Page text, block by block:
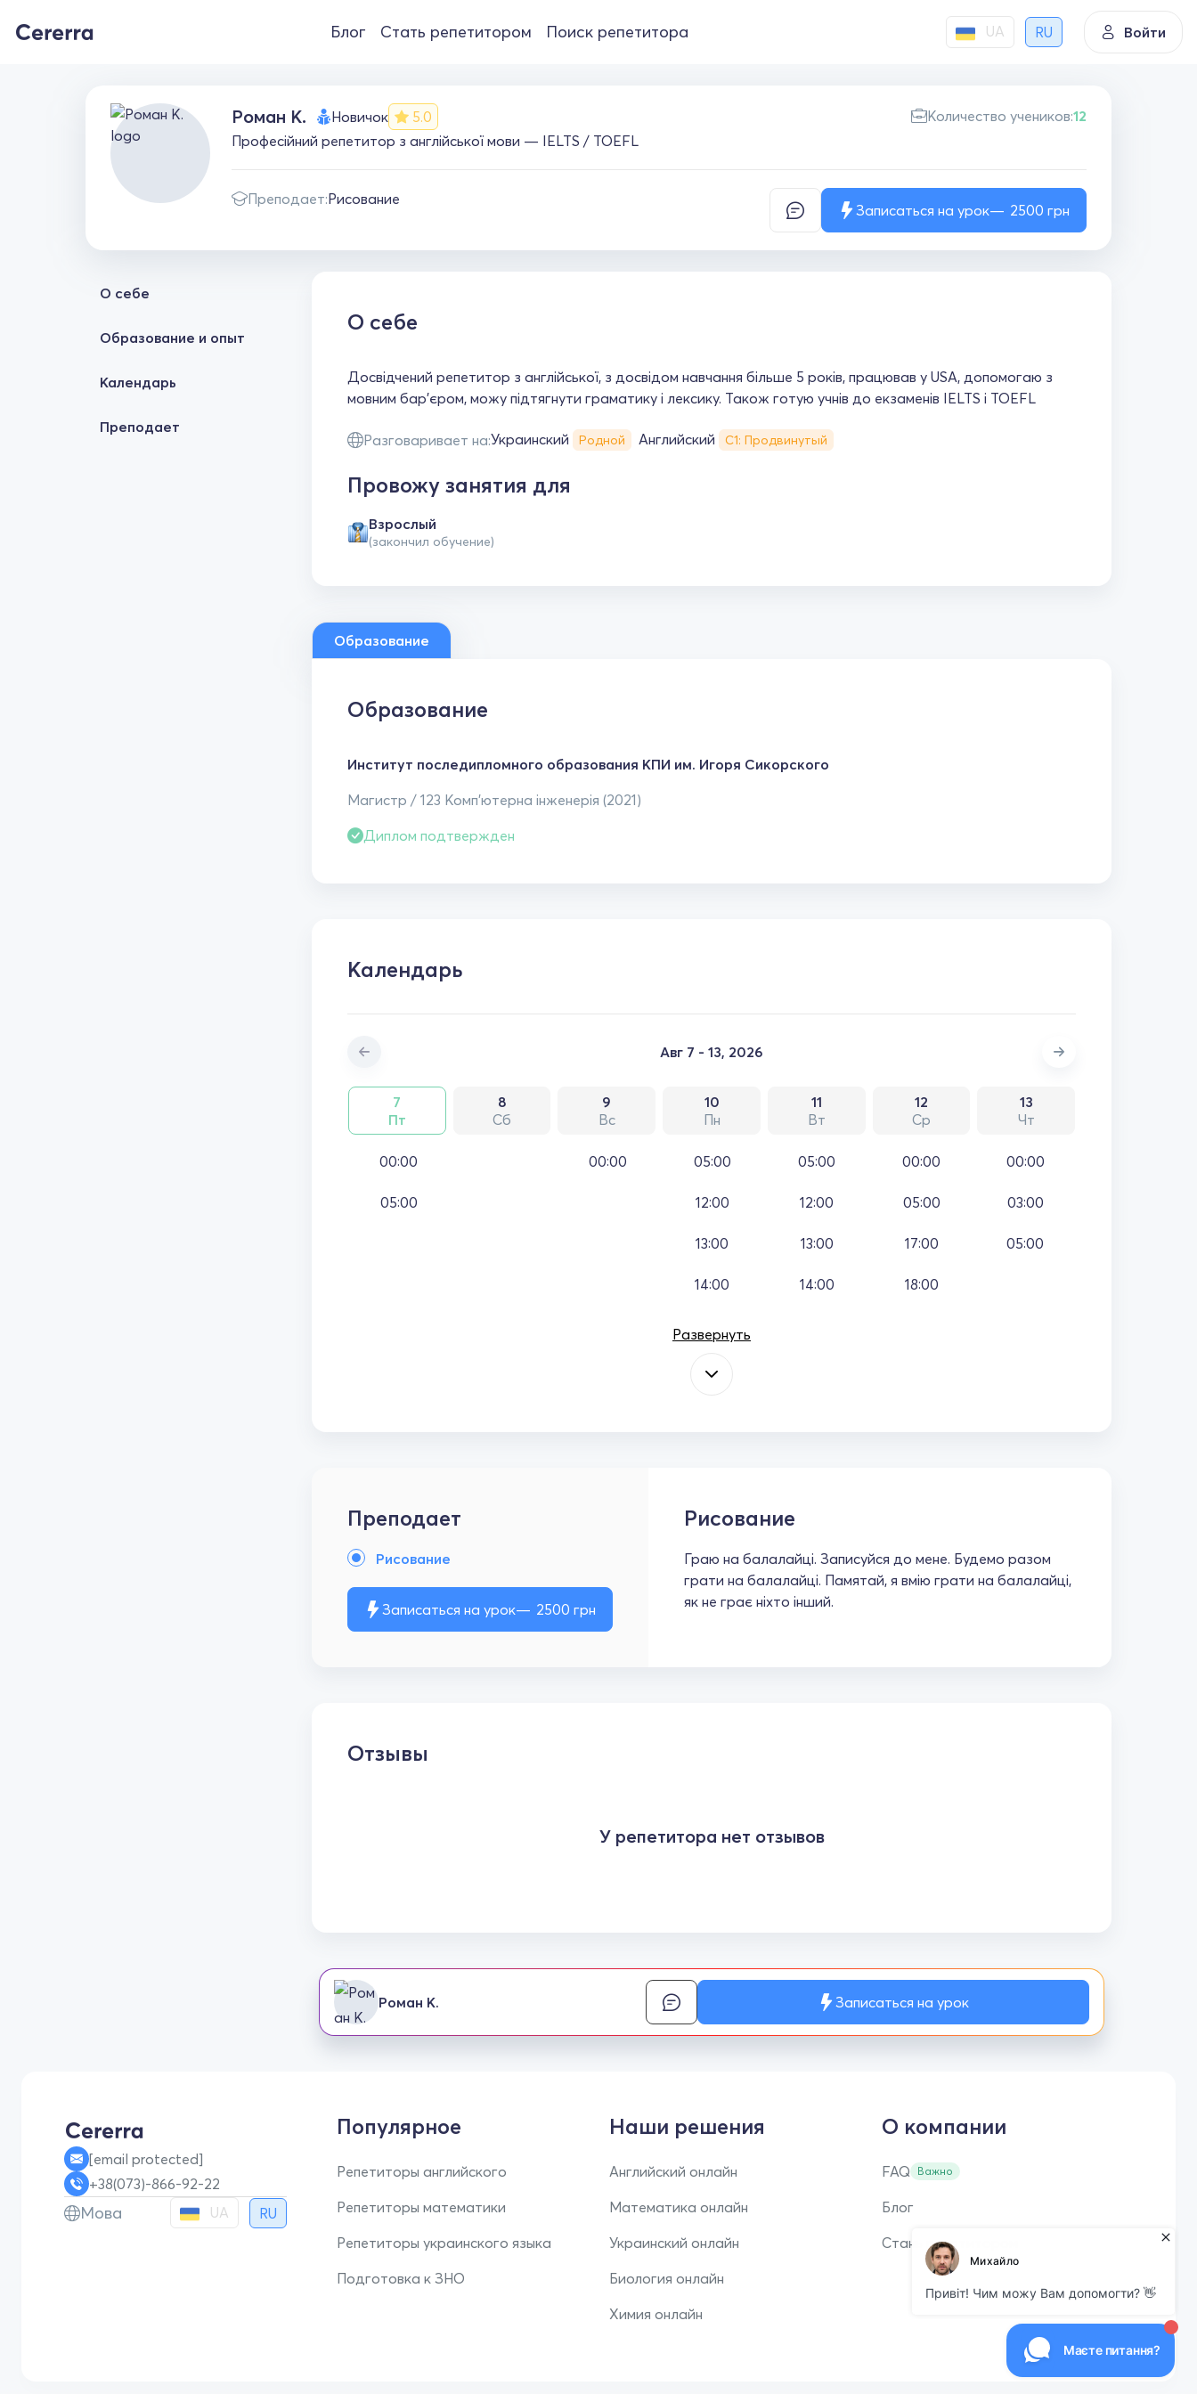
Блог Стать репетитором Поиск репетитора UA RU Войти
Роман К. Новичок
5.0
Професійний репетитор з англійської мови — IELTS / TOEFL
Преподает:Рисование
Количество учеников:12
Записаться на урок 2500 грн
О себе
Образование и опыт
Календарь
Преподает
О себе
Досвідчений репетитор з англійської, з досвідом навчання більше 5 років, працював у USA, допомогаю з
мовним бар’єром, можу підтягнути граматику і лексику. Також готую учнів до екзаменів IELTS і TOEFL
Разговаривает на:Украинский Родной Английский С1: Продвинутый
Провожу занятия для
Взрослый
(закончил обучение)
Образование
Образование
Институт последипломного образования КПИ им. Игоря Сикорского
Магистр / 123 Комп'ютерна інженерія (2021)
Диплом подтвержден
Календарь
Авг 7 - 13, 2026
7
Пт
8
Сб
9
Вс
10
Пн
11
Вт
12
Ср
13
Чт
00:00
05:00
00:00 05:00
12:00
13:00
14:00
05:00
12:00
13:00
14:00
00:00
05:00
17:00
18:00
00:00
03:00
05:00
Развернуть
Преподает
Рисование
Записаться на урок 2500 грн
Рисование
Граю на балалайці. Записуйся до мене. Будемо разом
грати на балалайці. Памятай, я вмію грати на балалайці,
як не грає ніхто інший.
Отзывы
У репетитора нет отзывов
Роман К. Записаться на урок
[email protected]
+38(073)-866-92-22
Мова UA RU
Популярное
Репетиторы английского
Репетиторы математики
Репетиторы украинского языка
Подготовка к ЗНО
Наши решения
Английский онлайн
Математика онлайн
Украинский онлайн
Биология онлайн
Химия онлайн
О компании
FAQ Важно
Блог
Стань репетитором